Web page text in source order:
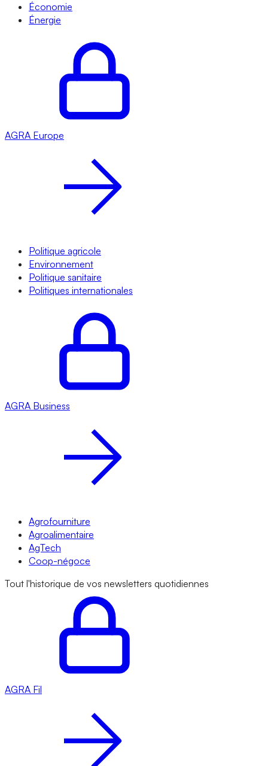
Économie
Énergie
AGRA Europe
Politique agricole
Environnement
Politique sanitaire
Politiques internationales
AGRA Business
Agrofourniture
Agroalimentaire
AgTech
Coop-négoce
Tout l'historique de vos newsletters quotidiennes
AGRA Fil